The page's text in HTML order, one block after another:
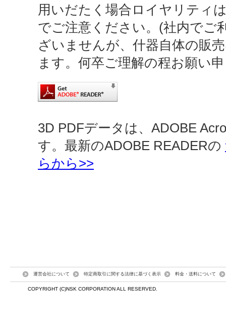
用いだたく場合ロイヤリティ
でご注意ください。(社内でご
ざいませんが、什器自体の販
ます。何卒ご理解の程お願い
3D PDFデータは、ADOBE
す。最新のADOBE READERの
らから>>
運営会社について 特定商取引に関する法律に基づく表示 料金・送料について
COPYRIGHT (C)NSK CORPORATION ALL RESERVED.